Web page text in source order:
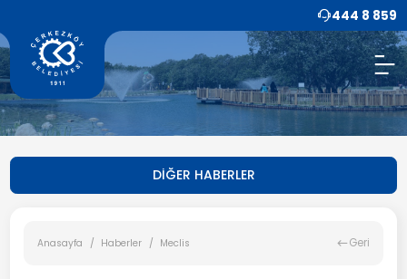
444 8 859
DİĞER HABERLER
Anasayfa Haberler Meclis Geri